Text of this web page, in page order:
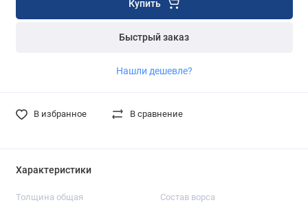
Купить
Быстрый заказ
Нашли дешевле?
В избранное В сравнение
Характеристики
Толщина общая Состав ворса